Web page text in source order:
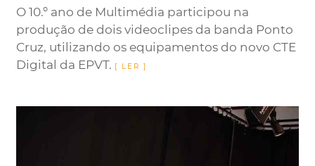
O 10.º ano de Multimédia participou na
produção de dois videoclipes da banda Ponto
Cruz, utilizando os equipamentos do novo CTE
Digital da EPVT.